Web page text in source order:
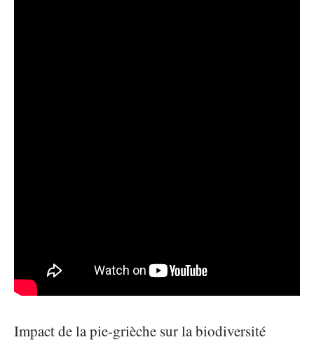
Impact de la pie-grièche sur la biodiversité